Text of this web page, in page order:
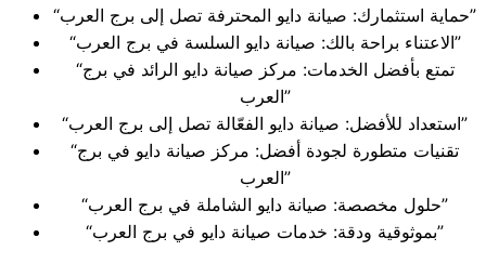
“حماية استثمارك: صيانة دايو المحترفة تصل إلى برج العرب”
“الاعتناء براحة بالك: صيانة دايو السلسة في برج العرب”
“تمتع بأفضل الخدمات: مركز صيانة دايو الرائد في برج
العرب”
“استعداد للأفضل: صيانة دايو الفعّالة تصل إلى برج العرب”
“تقنيات متطورة لجودة أفضل: مركز صيانة دايو في برج
العرب”
“حلول مخصصة: صيانة دايو الشاملة في برج العرب”
“بموثوقية ودقة: خدمات صيانة دايو في برج العرب”